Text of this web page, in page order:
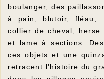
boulanger, des
à pain, blutoir, fléau,
collier de cheval,
et lame à sections.
ces objets et une
retracent l'histoire du